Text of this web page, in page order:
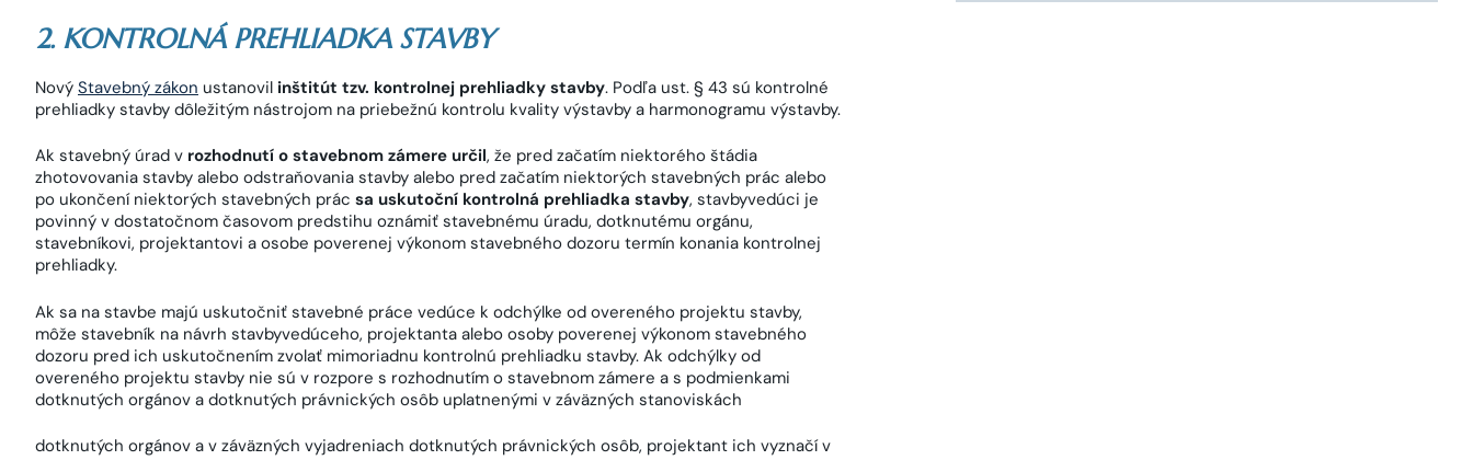
2. KONTROLNÁ PREHLIADKA STAVBY
Nový Stavebný zákon ustanovil inštitút tzv. kontrolnej prehliadky stavby. Podľa ust. § 43 sú kontrolné
prehliadky stavby dôležitým nástrojom na priebežnú kontrolu kvality výstavby a harmonogramu výstavby.
Ak stavebný úrad v rozhodnutí o stavebnom zámere určil, že pred začatím niektorého štádia
zhotovovania stavby alebo odstraňovania stavby alebo pred začatím niektorých stavebných prác alebo
po ukončení niektorých stavebných prác sa uskutoční kontrolná prehliadka stavby, stavbyvedúci je
povinný v dostatočnom časovom predstihu oznámiť stavebnému úradu, dotknutému orgánu,
stavebníkovi, projektantovi a osobe poverenej výkonom stavebného dozoru termín konania kontrolnej
prehliadky.
Ak sa na stavbe majú uskutočniť stavebné práce vedúce k odchýlke od overeného projektu stavby,
môže stavebník na návrh stavbyvedúceho, projektanta alebo osoby poverenej výkonom stavebného
dozoru pred ich uskutočnením zvolať mimoriadnu kontrolnú prehliadku stavby. Ak odchýlky od
overeného projektu stavby nie sú v rozpore s rozhodnutím o stavebnom zámere a s podmienkami
dotknutých orgánov a dotknutých právnických osôb uplatnenými v záväzných stanoviskách
dotknutých orgánov a v záväzných vyjadreniach dotknutých právnických osôb, projektant ich vyznačí v